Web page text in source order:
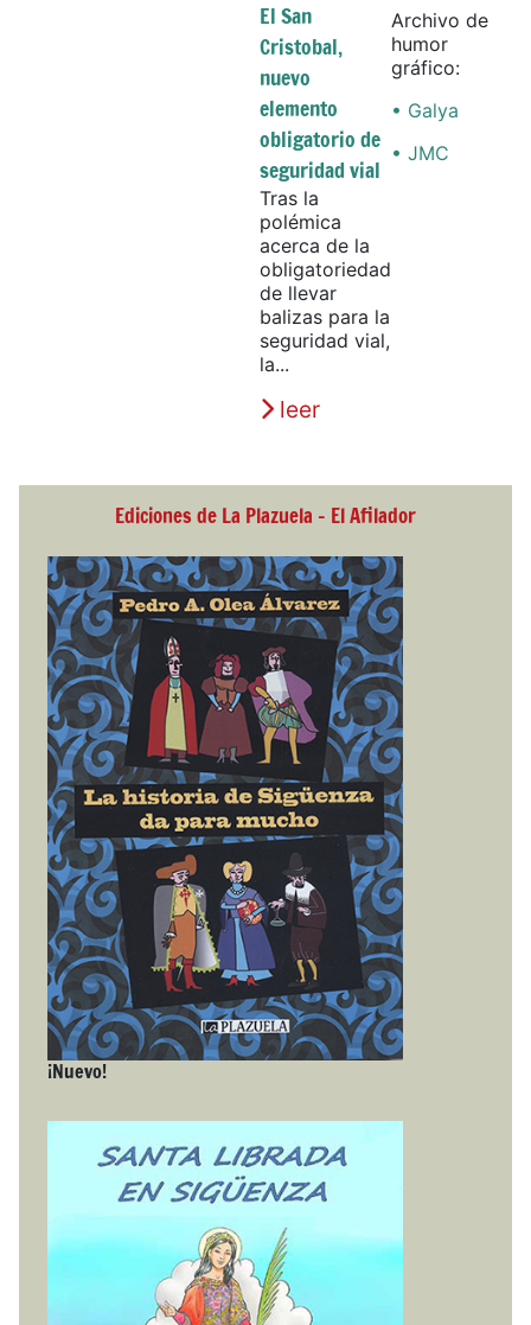
El San
Cristobal,
nuevo
elemento
obligatorio de
seguridad vial
Tras la
polémica
acerca de la
obligatoriedad
de llevar
balizas para la
seguridad vial,
la...
leer
Archivo de
humor
gráfico:
• Galya
• JMC
Ediciones de La Plazuela - El Afilador
¡Nuevo!